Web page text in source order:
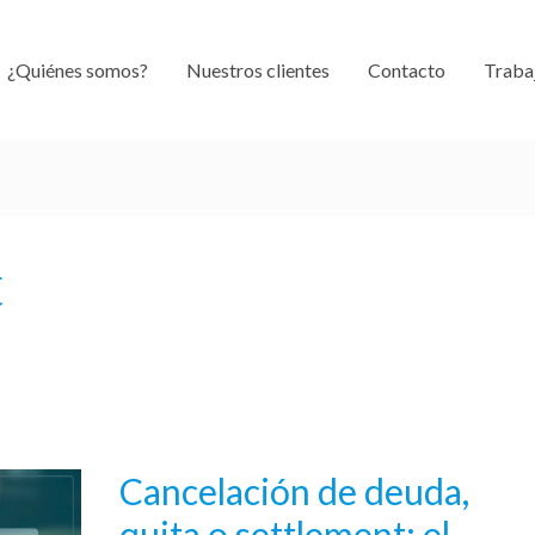
¿Quiénes somos? Nuestros clientes Contacto
Cancelación de deuda,
Cancelación